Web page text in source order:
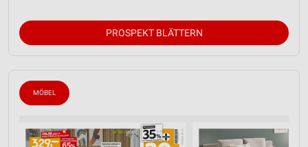
PROSPEKT BLÄTTERN
MÖBEL